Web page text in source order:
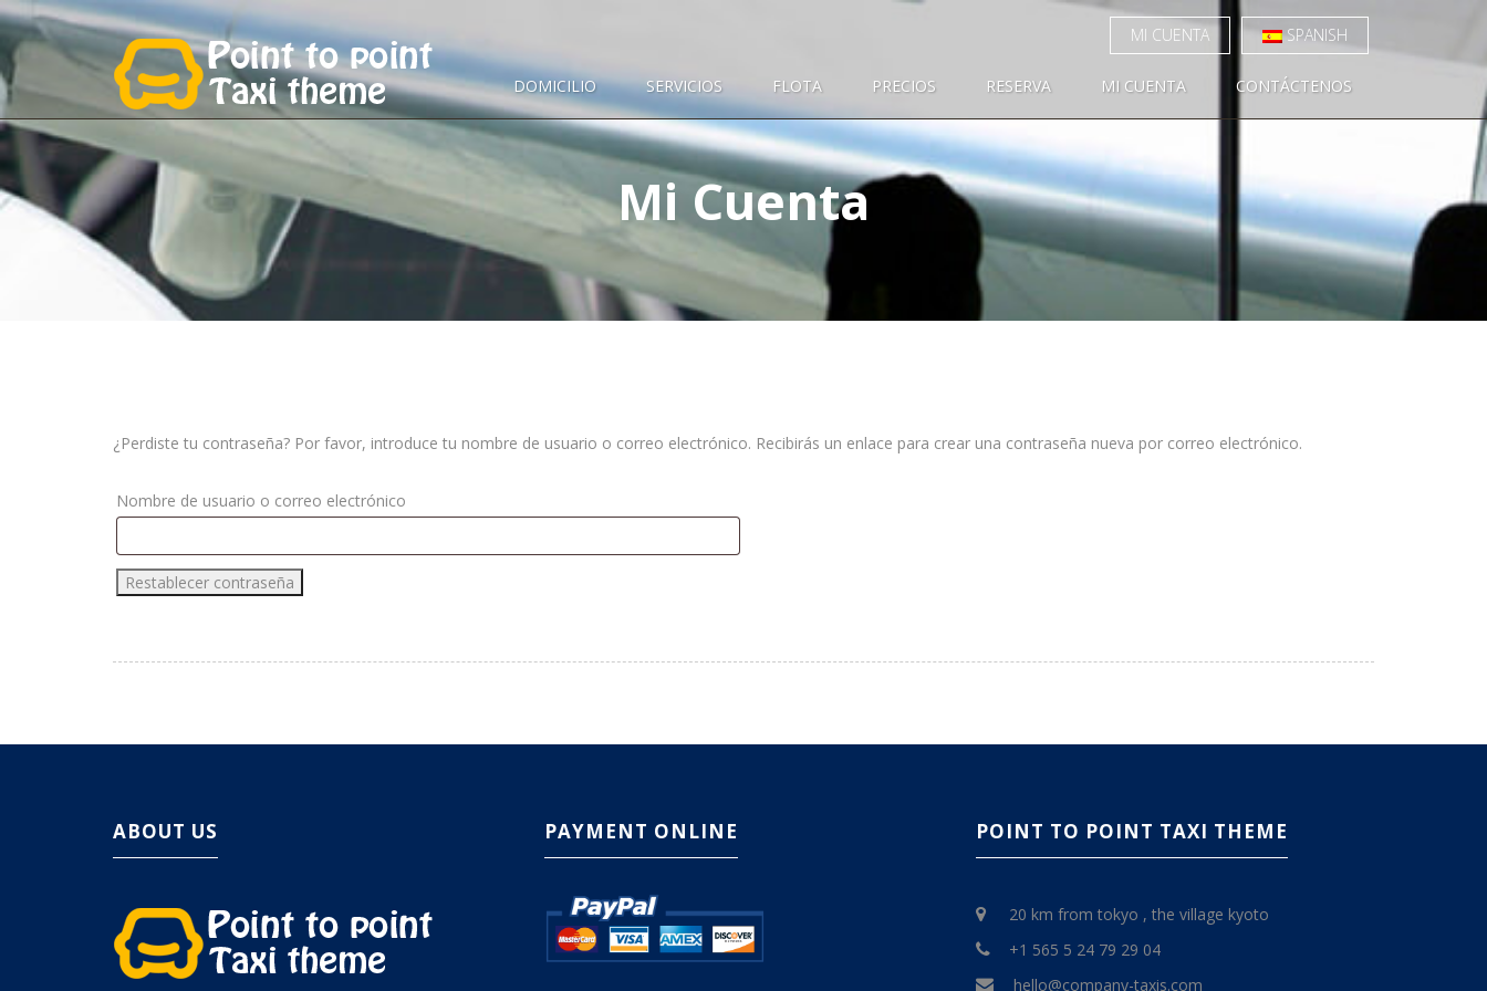
MI CUENTA SPANISH
DOMICILIO SERVICIOS FLOTA PRECIOS RESERVA MI CUENTA CONTÁCTENOS
Mi Cuenta
¿Perdiste tu contraseña? Por favor, introduce tu nombre de usuario o correo electrónico. Recibirás un enlace para crear una contraseña nueva por correo electrónico.
Nombre de usuario o correo electrónico
ABOUT US PAYMENT ONLINE POINT TO POINT TAXI THEME
20 km from tokyo , the village kyoto
+1 565 5 24 79 29 04
hello@company-taxis.com